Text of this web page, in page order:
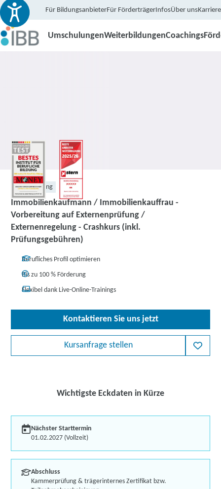
Für BildungsanbieterFür FörderträgerInfosÜber unsKarriere
UmschulungenWeiterbildungenCoachings
Weiterbildung
Immobilienkaufmann / Immobilienkauffrau -
Vorbereitung auf Externenprüfung /
Externenregelung - Crashkurs (inkl.
Prüfungsgebühren)
Berufliches Profil optimieren
Bis zu 100 % Förderung
Flexibel dank Live-Online-Trainings
Kontaktieren Sie uns jetzt
Kursanfrage stellen
Wichtigste Eckdaten in Kürze
Nächster Starttermin
01.02.2027 (Vollzeit)
Abschluss
Kammerprüfung & trägerinternes Zertifikat bzw.